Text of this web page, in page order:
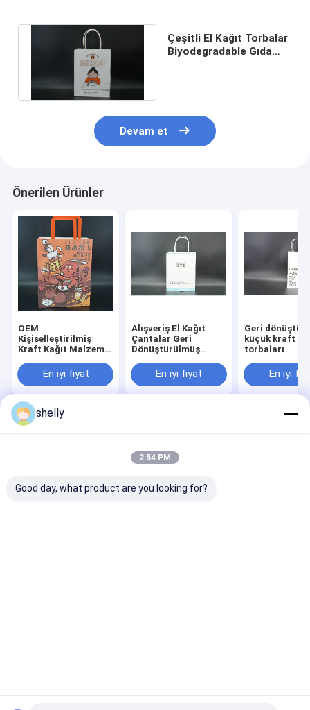
Çeşitli El Kağıt Torbalar
Biyodegradable Gıda
Devam et
Önerilen Ürünler
OEM
Kişiselleştirilmiş
Kraft Kağıt Malzeme
GüçlüEn iyi fiyat
Alışveriş El Kağıt
Çantalar Geri
Dönüştürülmüş
ÇantalarEn iyi fiyat
Geri
küçük kraft
torbaları
En iyi
sayfa
ulaşın
Site
Site Haritası
Privacy Policy
Reserved.
shelly
2:54 PM
Good day, what product are you looking for?